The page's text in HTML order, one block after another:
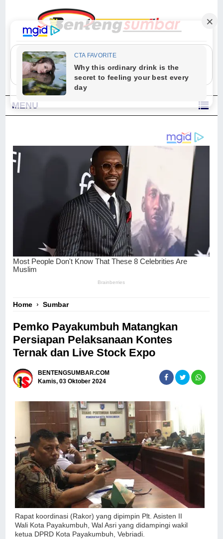
"Sesungguhnya Allah dan para malaikat-Nya berselawat untuk Nabi.
Wahai orang-orang yang beriman, berselawatlah kamu untuk Nabi dan
ucapkanlah salam dengan penuh penghormatan kepadanya." (Qs. Al
Ahzab Ayat 56)
MENU
Home ›Sumbar
Pemko Payakumbuh Matangkan
Persiapan Pelaksanaan Kontes
Ternak dan Live Stock Expo
BENTENGSUMBAR.COM
Kamis, 03 Oktober 2024
Rapat koordinasi (Rakor) yang dipimpin Plt. Asisten II
Wali Kota Payakumbuh, Wal Asri yang didampingi wakil
ketua DPRD Kota Payakumbuh, Vebriadi.